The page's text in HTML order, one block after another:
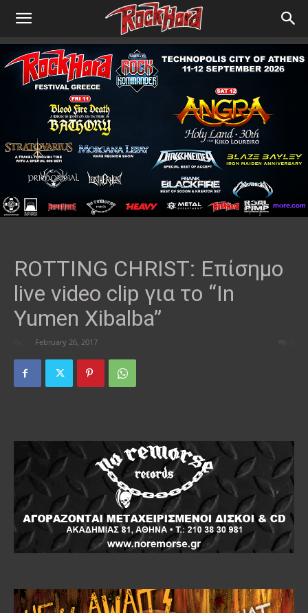
ROTTING CHRIST: Επίσημο
live video clip για το “In
Yumen Xibalba”
February 26, 2017